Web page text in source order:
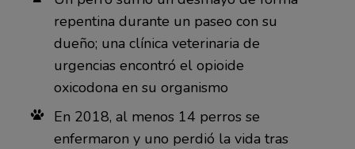
repentina durante un paseo con su
dueño; una clínica veterinaria de
urgencias encontró el opioide
oxicodona en su organismo
En 2018, al menos 14 perros se
enfermaron y uno perdió la vida tras